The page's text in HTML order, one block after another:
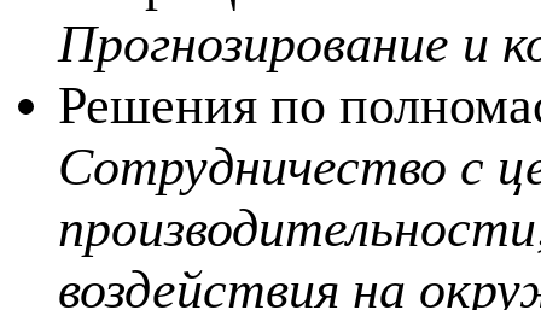
Прогнозирование и
Решения по
Сотрудничество с
воздействия на